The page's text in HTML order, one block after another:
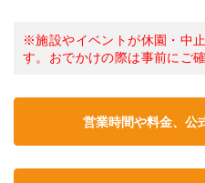
※施設やイベントが休園・中
す。おでかけの際は事前にご確
営業時間や料金、公